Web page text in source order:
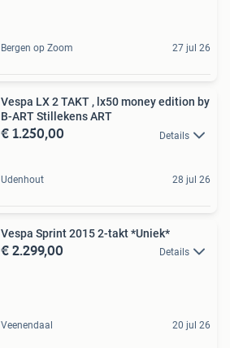
Bergen op Zoom 27 jul 26
Vespa LX 2 TAKT , lx50 money edition by
B-ART Stillekens ART
€ 1.250,00 Details
Udenhout 28 jul 26
Vespa Sprint 2015 2-takt *Uniek*
€ 2.299,00 Details
Veenendaal 20 jul 26